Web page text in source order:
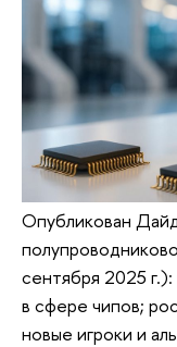
Опубликован
сентября 2025
в сфере чипов;
новые игроки и